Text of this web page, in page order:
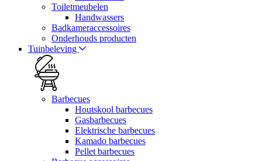
Toiletmeubelen
Handwassers
Badkameraccessoires
Onderhouds producten
Tuinbeleving
Barbecues
Houtskool barbecues
Gasbarbecues
Elektrische barbecues
Kamado barbecues
Pellet barbecues